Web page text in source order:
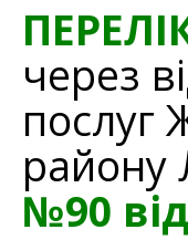
через
послуг
району
№90